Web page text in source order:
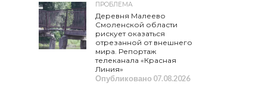
ПРОБЛЕМА
Деревня Малеево
Смоленской области
рискует оказаться
отрезанной от внешнего
мира. Репортаж
телеканала «Красная
Линия»
Опубликовано07.08.2026